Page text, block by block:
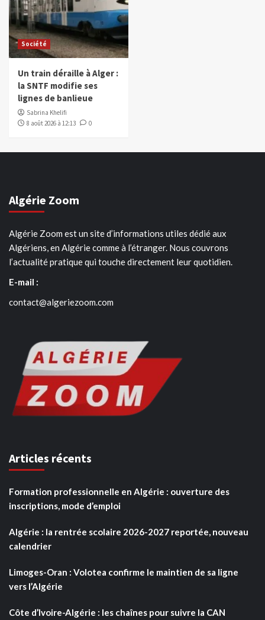
Société
Un train déraille à Alger :
la SNTF modifie ses
lignes de banlieue
Sabrina Khelifi
8 août 2026 à 12:13
0
Algérie Zoom
Algérie Zoom est un site d’informations utiles dédié aux
Algériens, en Algérie comme à l’étranger. Nous couvrons
l’actualité pratique qui touche directement leur quotidien.
E-mail :
contact@algeriezoom.com
Articles récents
Formation professionnelle en Algérie : ouverture des
inscriptions, mode d’emploi
Algérie : la rentrée scolaire 2026-2027 reportée, nouveau
calendrier
Limoges-Oran : Volotea confirme le maintien de sa ligne
vers l’Algérie
Côte d’Ivoire-Algérie : les chaînes pour suivre la CAN